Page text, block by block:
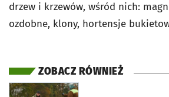
drzew i krzewów, wśród nich:
ozdobne, klony, hortensje
ZOBACZ RÓWNIEŻ
otworzy się w nowej karcie